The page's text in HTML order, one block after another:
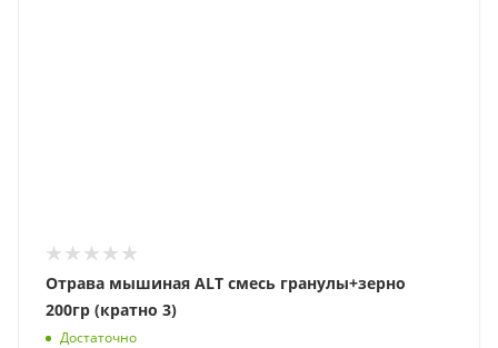
Отрава мышиная ALT смесь гранулы+зерно
200гр (кратно 3)
Достаточно